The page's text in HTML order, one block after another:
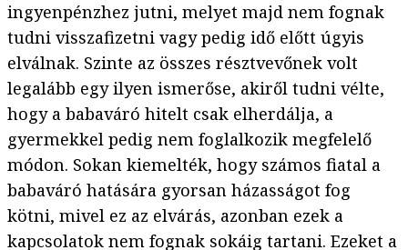
ingyenpénzhez jutni, melyet majd nem fognak
tudni visszafizetni vagy pedig idő előtt úgyis
elválnak. Szinte az összes résztvevőnek volt
legalább egy ilyen ismerőse, akiről tudni vélte,
hogy a babaváró hitelt csak elherdálja, a
gyermekkel pedig nem foglalkozik megfelelő
módon. Sokan kiemelték, hogy számos fiatal a
babaváró hatására gyorsan házasságot fog
kötni, mivel ez az elvárás, azonban ezek a
kapcsolatok nem fognak sokáig tartani. Ezeket a